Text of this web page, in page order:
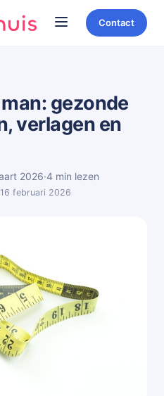
Contact
gezonde
verlagen en
2026·4 min lezen
februari 2026